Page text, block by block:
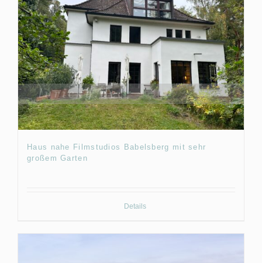
Haus nahe Filmstudios Babelsberg mit sehr
großem Garten
Details